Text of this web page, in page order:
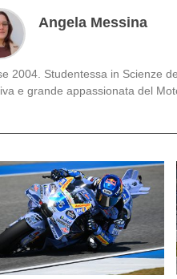
Angela Messina
2004. Studentessa in Scienze
e grande appassionata del